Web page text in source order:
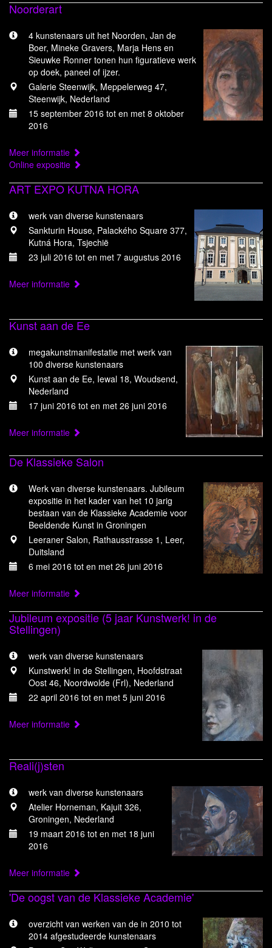
Noorderart
4 kunstenaars uit het Noorden, Jan de
Boer, Mineke Gravers, Marja Hens en
Sieuwke Ronner tonen hun figuratieve werk
op doek, paneel of ijzer.
Galerie Steenwijk, Meppelerweg 47,
Steenwijk, Nederland
15 september 2016 tot en met 8 oktober
2016
Meer informatie
Online expositie
ART EXPO KUTNA HORA
werk van diverse kunstenaars
Sankturin House, Palackého Square 377,
Kutná Hora, Tsjechië
23 juli 2016 tot en met 7 augustus 2016
Meer informatie
Kunst aan de Ee
megakunstmanifestatie met werk van
100 diverse kunstenaars
Kunst aan de Ee, Iewal 18, Woudsend,
Nederland
17 juni 2016 tot en met 26 juni 2016
Meer informatie
De Klassieke Salon
Werk van diverse kunstenaars. Jubileum
expositie in het kader van het 10 jarig
bestaan van de Klassieke Academie voor
Beeldende Kunst in Groningen
Leeraner Salon, Rathausstrasse 1, Leer,
Duitsland
6 mei 2016 tot en met 26 juni 2016
Meer informatie
Jubileum expositie (5 jaar Kunstwerk! in de
Stellingen)
werk van diverse kunstenaars
Kunstwerk! in de Stellingen, Hoofdstraat
Oost 46, Noordwolde (Frl), Nederland
22 april 2016 tot en met 5 juni 2016
Meer informatie
Reali(j)sten
werk van diverse kunstenaars
Atelier Horneman, Kajuit 326,
Groningen, Nederland
19 maart 2016 tot en met 18 juni
2016
Meer informatie
'De oogst van de Klassieke Academie'
overzicht van werken van de in 2010 tot
2014 afgestudeerde kunstenaars